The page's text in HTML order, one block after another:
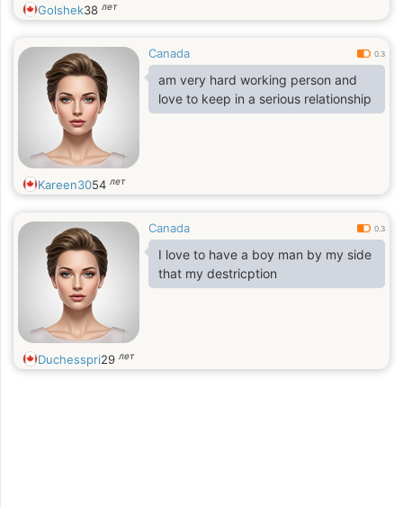
Golshek38 лет
Canada 0.3
am very hard working person and
love to keep in a serious relationship
Kareen3054 лет
Canada 0.3
I love to have a boy man by my side
that my destricption
Duchesspri29 лет